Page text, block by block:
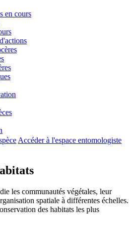
en cours
Accéder à l'espace entomologiste
les communautés végétales, leur
spatiale à différentes échelles.
des habitats les plus